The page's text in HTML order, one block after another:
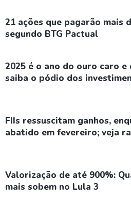
21 ações que pagarão mais
segundo BTG Pactual
2025 é o ano do ouro caro
saiba o pódio dos
FIIs ressuscitam ganhos,
abatido em fevereiro; veja
Valorização de até 900%:
mais sobem no Lula 3